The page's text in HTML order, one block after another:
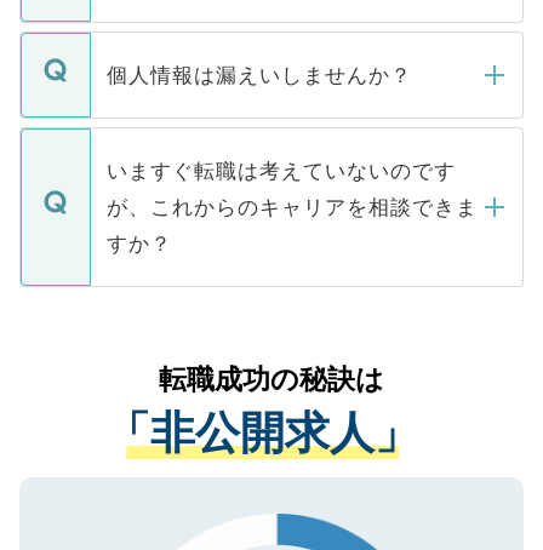
ません。
■応募殺到を避けるため 人気のある医療機
関を公にしてしまうと、応募が殺到する場
に、医療機関が求める条件に合った人材の
みを人材紹介会社に依頼するケースが増え
ています。
転職・入職を強要することは一切ありませ
ん。また、仮に応募先から内定をいただい
定を承諾する必要はありません。内定先へ
の辞退の連絡はキャリアパートナーが行い
ますので、ご安心ください。
個人情報は漏えいしませんか？
個人情報が漏えいすることはありませんの
で、ご安心ください。当サイトからの登録
などで収集したご登録者様の個人情報は、
ご本人のキャリアアップおよび転職活動の
支援を目的に使用いたします。お預かりし
ているすべての個人データはご本人の許可
は、個人情報の取り扱いについての厳密な
管理基準を満たした事業者のみに付与され
る、プライバシーマークを取得済みです。
ご登録いただいた個人情報は、SSL（デー
で、機密保持に関してもご安心ください。
いますぐ転職は考えていないのです
が、これからのキャリアを相談できま
すか？
かがいして、現在の医療機関の状況や紹介
経験をまじえながら、適切なアドバイスを
させていただきます。すぐにご転職をされ
ない方には、長期的なサポートが可能です
ので、まずはご登録ください。
転職成功の秘訣は
「非公開求人」